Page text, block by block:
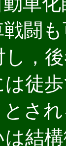
闘
，
は徒
さ
結